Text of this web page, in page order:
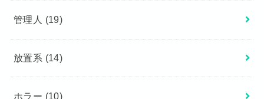
管理人 (19)
放置系 (14)
ホラー (10)